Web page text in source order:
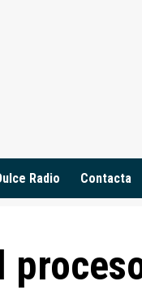
Radio Contacta